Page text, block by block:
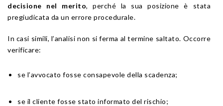
decisione nel merito, perché la sua posizione è stata
pregiudicata da un errore procedurale.
In casi simili, l’analisi non si ferma al termine saltato. Occorre
verificare:
se l’avvocato fosse consapevole della scadenza;
se il cliente fosse stato informato del rischio;